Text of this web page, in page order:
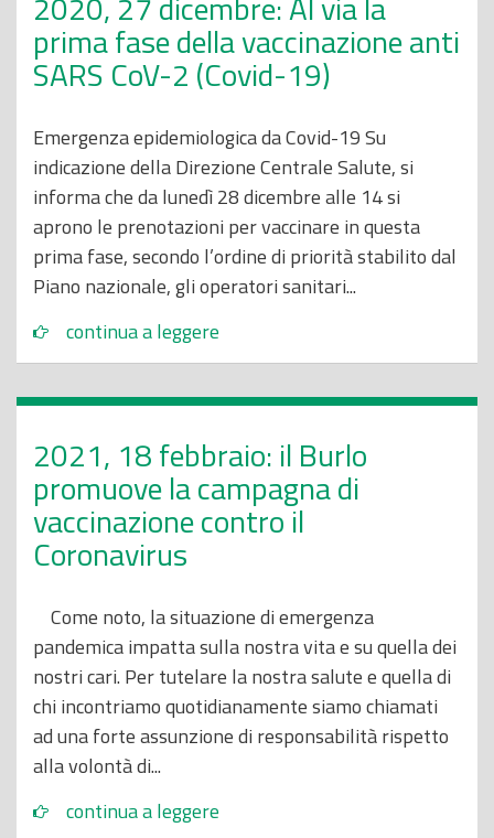
prima fase della vaccinazione anti
SARS CoV-2 (Covid-19)
Emergenza epidemiologica da Covid-19 Su
indicazione della Direzione Centrale Salute, si
informa che da lunedì 28 dicembre alle 14 si
aprono le prenotazioni per vaccinare in questa
prima fase, secondo l’ordine di priorità stabilito dal
Piano nazionale, gli operatori sanitari...
continua a leggere
2021, 18 febbraio: il Burlo
promuove la campagna di
vaccinazione contro il
Coronavirus
Come noto, la situazione di emergenza
pandemica impatta sulla nostra vita e su quella dei
nostri cari. Per tutelare la nostra salute e quella di
chi incontriamo quotidianamente siamo chiamati
ad una forte assunzione di responsabilità rispetto
alla volontà di...
continua a leggere